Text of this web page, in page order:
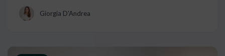
Giorgia D'Andrea